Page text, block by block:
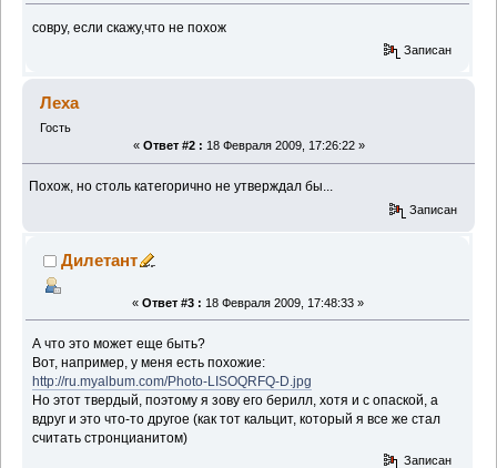
совру, если скажу,что не похож
Записан
Леха
Гость
« Ответ #2 : 18 Февраля 2009, 17:26:22 »
Похож, но столь категорично не утверждал бы...
Записан
Дилетант
« Ответ #3 : 18 Февраля 2009, 17:48:33 »
А что это может еще быть?
Вот, например, у меня есть похожие:
http://ru.myalbum.com/Photo-LISOQRFQ-D.jpg
Но этот твердый, поэтому я зову его берилл, хотя и с опаской, а
вдруг и это что-то другое (как тот кальцит, который я все же стал
считать стронцианитом)
Записан